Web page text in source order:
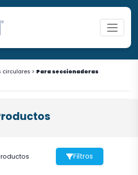
circulares > Para seccionadoras
Filtros